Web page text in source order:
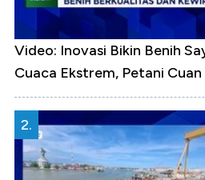
Video: Inovasi Bikin Benih
Cuaca Ekstrem, Petani Cuan
2.